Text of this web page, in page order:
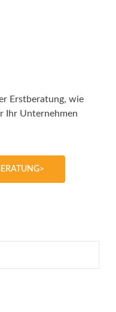
Erstberatung, wie
Ihr Unternehmen